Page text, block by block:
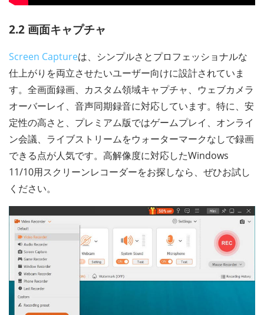
2.2 画面キャプチャ
Screen Captureは、シンプルさとプロフェッショナルな
仕上がりを両立させたいユーザー向けに設計されていま
す。全画面録画、カスタム領域キャプチャ、ウェブカメラ
オーバーレイ、音声同期録音に対応しています。特に、安
定性の高さと、プレミアム版ではゲームプレイ、オンライ
ン会議、ライブストリームをウォーターマークなしで録画
できる点が人気です。高解像度に対応したWindows
11/10用スクリーンレコーダーをお探しなら、ぜひお試し
ください。